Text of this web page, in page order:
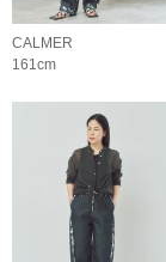
CALMER
161cm